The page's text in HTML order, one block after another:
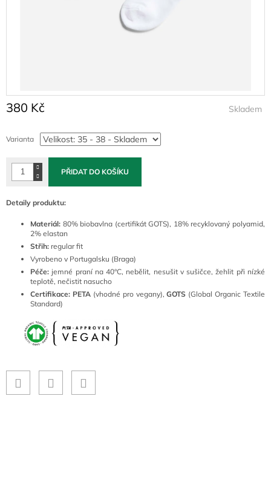
380 Kč
cena:
Skladem
Varianta
PŘIDAT DO KOŠÍKU
Detaily produktu:
Materiál: 80% biobavlna (certifikát GOTS), 18% recyklovaný polyamid,
2% elastan
Střih: regular fit
Vyrobeno v Portugalsku (Braga)
Péče: jemné praní na 40°C, nebělit, nesušit v sušičce, žehlit při nízké
teplotě, nečistit nasucho
Certifikace: PETA (vhodné pro vegany),GOTS (Global Organic Textile
Standard)